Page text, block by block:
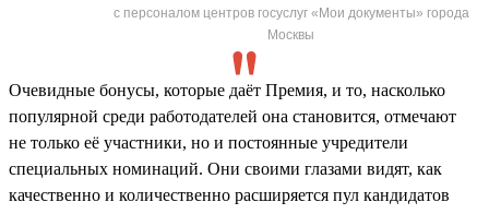
с персоналом центров госуслуг «Мои документы» города
Москвы
Очевидные бонусы, которые даёт Премия, и то, насколько
популярной среди работодателей она становится, отмечают
не только её участники, но и постоянные учредители
специальных номинаций. Они своими глазами видят, как
качественно и количественно расширяется пул кандидатов